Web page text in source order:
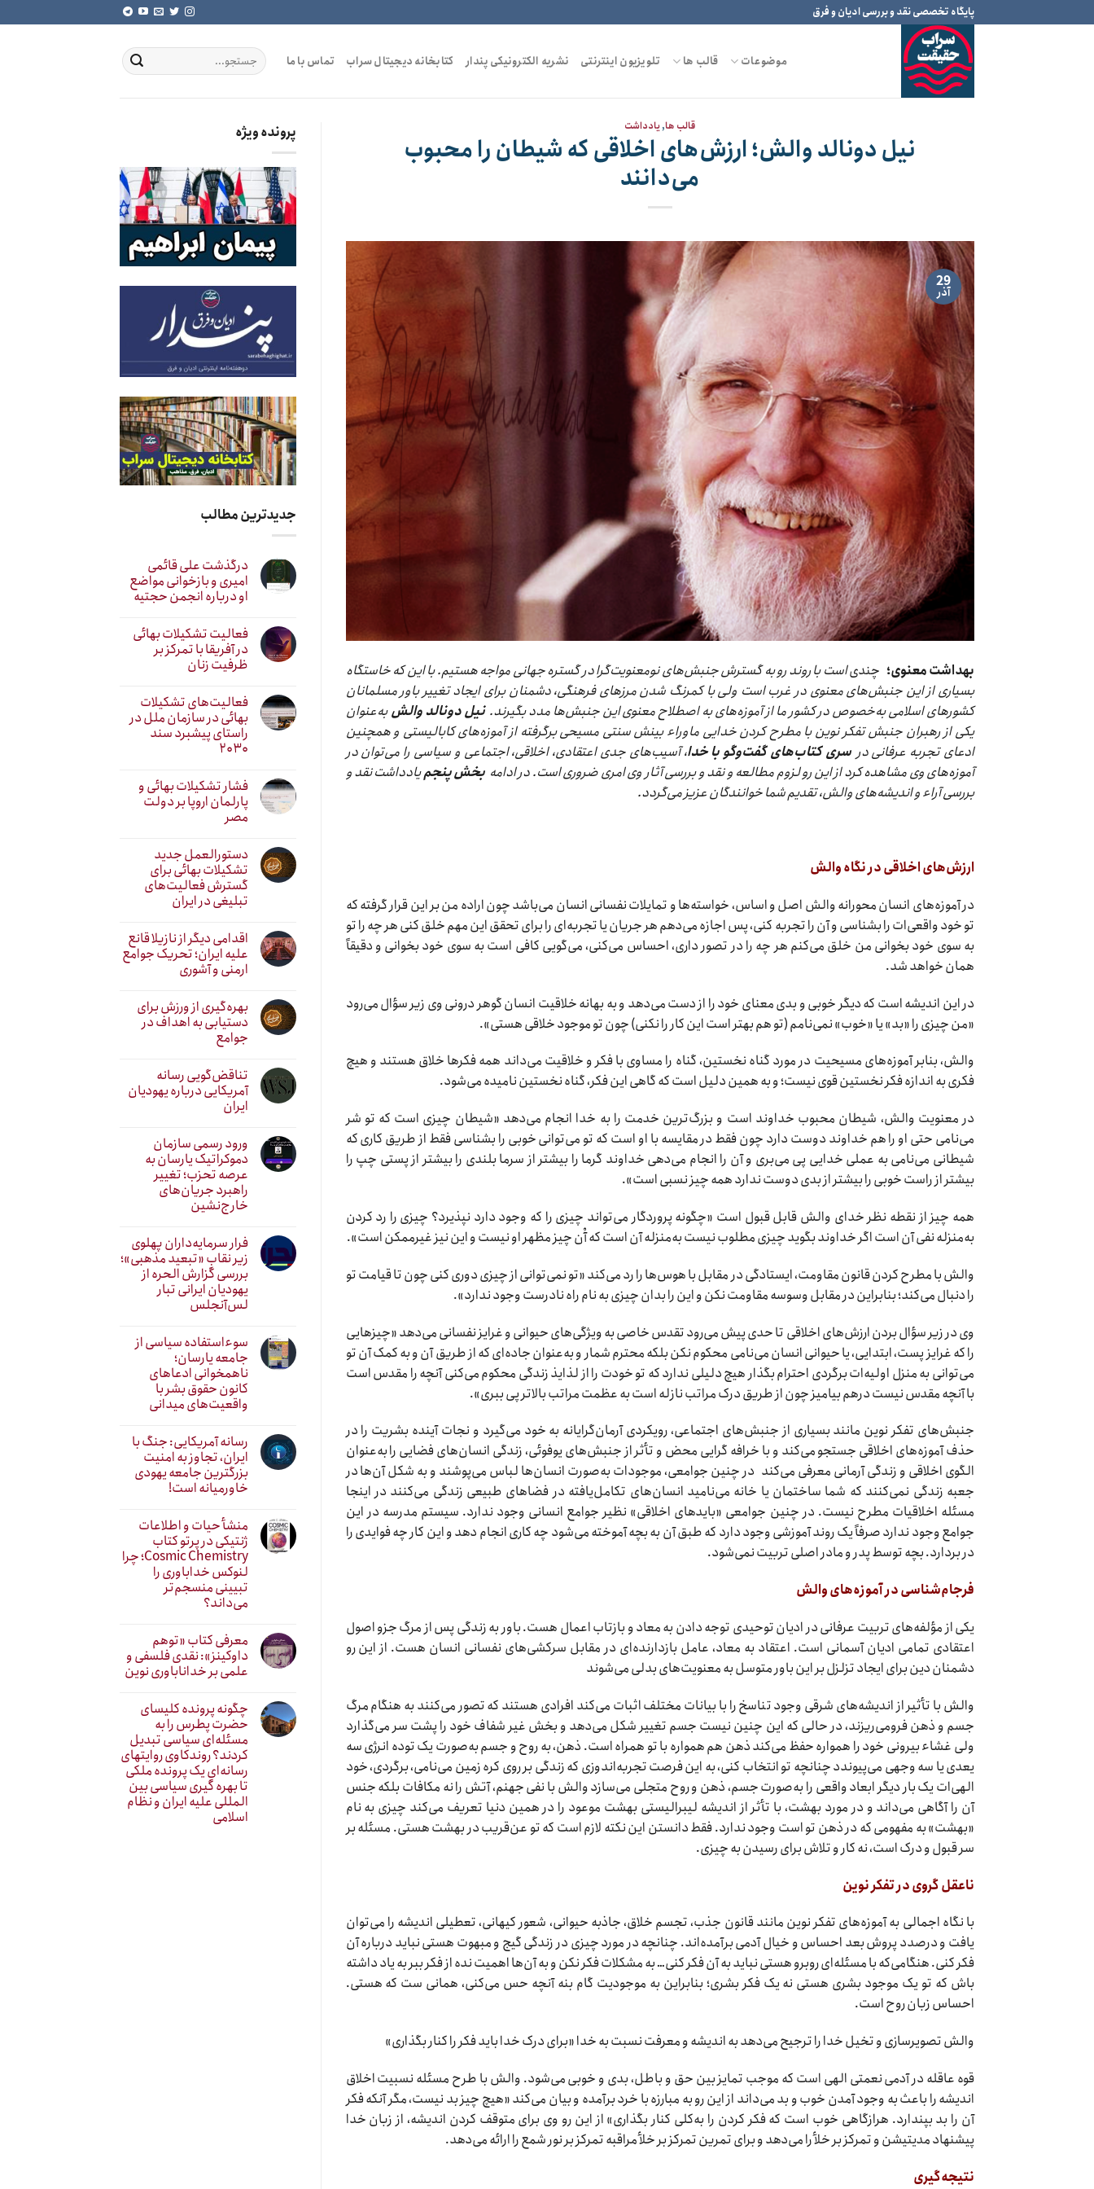
to
پایگاه تخصصی نقد و بررسی ادیان و فرق
موضوعات قالب ها تلویزیون اینترنتی نشریه الکترونیکی پندار کتابخانه دیجیتال سراب تماس با ما
قالب ها,یادداشت
نیل دونالد والش؛ ارزش‌های اخلاقی که شیطان را محبوب
می‌دانند
29
آذر
بهداشت معنوی؛ چندیاست با روند رو به گسترش جنبش‌های نومعنویت‌گرا در گستره جهانی مواجه هستیم. با این که خاستگاه
بسیاری از این جنبش‌های معنوی در غرب است ولی با کمرنگ شدن مرزهای فرهنگی، دشمنان برای ایجاد تغییر باور مسلمانان
کشورهای اسلامی به‌خصوص در کشور ما از آموزه‌های به اصطلاح معنوی این جنبش‌ها مدد بگیرند.نیل دونالد والشبه‌عنوان
یکی از رهبران جنبش تفکر نوین با مطرح کردن خدایی ماوراء بینش سنتی مسیحی برگرفته از آموزه‌های کابالیستی و همچنین
ادعای تجربه عرفانی درسری کتاب‌های گفت‌وگو با خدا، آسیب‌های جدی اعتقادی، اخلاقی، اجتماعی و سیاسی را می‌توان در
آموزه‌های وی مشاهده کرد از این رو لزوم مطالعه و نقد و بررسی آثار وی امری ضروری است. در ادامه بخش پنجمیادداشت نقد و
بررسی آراء و اندیشه‌های والش، تقدیم شما خوانندگان عزیز می‌گردد.
ارزش‌های اخلاقی در نگاه والش
در آموزه‌های انسان محورانه والش اصل و اساس، خواسته‌ها و تمایلات نفسانی انسان می‌باشد چون اراده من بر این قرار گرفته که
تو خود واقعی‌ات را بشناسی و آن را تجربه کنی، پس اجازه می‌دهم هر جریان یا تجربه‌ای را برای تحقق این مهم خلق کنی هر چه را تو
به سوی خود بخوانی من خلق می‌کنم هر چه را در تصور داری، احساس می‌کنی، می‌گویی کافی است به سوی خود بخوانی و دقیقاً
همان خواهد شد.
در این اندیشه است که دیگر خوبی و بدی معنای خود را از دست می‌دهد و به بهانه خلاقیت انسان گوهر درونی وی زیر سؤال می‌رود
«من چیزی را «بد» یا «خوب» نمی‌نامم (تو هم بهتر است این کار را نکنی) چون تو موجود خلاقی هستی».
والش، بنابر آموزه‌های مسیحیت در مورد گناه نخستین، گناه را مساوی با فکر و خلاقیت می‌داند همه فکرها خلاق هستند و هیچ
فکری به اندازه فکر نخستین قوی نیست؛ و به همین دلیل است که گاهی این فکر، گناه نخستین نامیده می‌شود.
در معنویت والش، شیطان محبوب خداوند است و بزرگ‌ترین خدمت را به خدا انجام می‌دهد «شیطان چیزی است که تو شر
می‌نامی حتی او را هم خداوند دوست دارد چون فقط در مقایسه با او است که تو می‌توانی خوبی را بشناسی فقط از طریق کاری که
شیطانی می‌نامی به عملی خدایی پی می‌بری و آن را انجام می‌دهی خداوند گرما را بیشتر از سرما بلندی را بیشتر از پستی چپ را
بیشتر از راست خوبی را بیشتر از بدی دوست ندارد همه چیز نسبی است».
همه چیز از نقطه نظر خدای والش قابل قبول است «چگونه پروردگار می‌تواند چیزی را که وجود دارد نپذیرد؟ چیزی را رد کردن
به‌منزله نفی آن است اگر خداوند بگوید چیزی مطلوب نیست به‌منزله آن است که آْن چیز مظهر او نیست و این نیز غیرممکن است».
والش با مطرح کردن قانون مقاومت، ایستادگی در مقابل با هوس‌ها را رد می‌کند «تو نمی‌توانی از چیزی دوری کنی چون تا قیامت تو
را دنبال می‌کند؛ بنابراین در مقابل وسوسه مقاومت نکن و این را بدان چیزی به نام راه نادرست وجود ندارد».
وی در زیر سؤال بردن ارزش‌های اخلاقی تا حدی پیش می‌رود تقدس خاصی به ویژگی‌های حیوانی و غرایز نفسانی می‌دهد «چیزهایی
را که غرایز پست، ابتدایی، یا حیوانی انسان می‌نامی محکوم نکن بلکه محترم شمار و به‌عنوان جاده‌ای که از طریق آن و به کمک آن تو
می‌توانی به منزل اولیه‌ات برگردی احترام بگذار هیچ دلیلی ندارد که تو خودت را از لذایذ زندگی محکوم می‌کنی آنچه را مقدس است
با آنچه مقدس نیست درهم بیامیز چون از طریق درک مراتب نازله است به عظمت مراتب بالاتر پی ببری».
جنبش‌های تفکر نوین مانند بسیاری از جنبش‌های اجتماعی، رویکردی آرمان‌گرایانه به خود می‌گیرد و نجات آینده بشریت را در
حذف آموزه‌های اخلاقی جستجو می‌کند و با خرافه گرایی محض و تأثر از جنبش‌های یوفوئی، زندگی انسان‌های فضایی را به‌عنوان
الگوی اخلاقی و زندگی آرمانی معرفی می‌کند در چنین جوامعی، موجودات به‌صورت انسان‌ها لباس می‌پوشند و به شکل آن‌ها در
جعبه زندگی نمی‌کنند که شما ساختمان یا خانه می‌نامید انسان‌های تکامل‌یافته در فضاهای طبیعی زندگی می‌کنند در اینجا
مسئله اخلاقیات مطرح نیست. در چنین جوامعی «بایدهای اخلاقی» نظیر جوامع انسانی وجود ندارد. سیستم مدرسه در این
جوامع وجود ندارد صرفاً یک روند آموزشی وجود دارد که طبق آن به بچه آموخته می‌شود چه کاری انجام دهد و این کار چه فوایدی را
در بردارد. بچه توسط پدر و مادر اصلی تربیت نمی‌شود.
فرجام‌شناسی در آموزه‌های والش
یکی از مؤلفه‌های تربیت عرفانی در ادیان توحیدی توجه دادن به معاد و بازتاب اعمال هست. باور به زندگی پس از مرگ جزو اصول
اعتقادی تمامی ادیان آسمانی است. اعتقاد به معاد، عامل بازدارنده‌ای در مقابل سرکشی‌های نفسانی انسان هست. از این رو
دشمنان دین برای ایجاد تزلزل بر این باور متوسل به معنویت‌های بدلی می‌شوند
والش با تأثیر از اندیشه‌های شرقی وجود تناسخ را با بیانات مختلف اثبات می‌کند افرادی هستند که تصور می‌کنند به هنگام مرگ
جسم و ذهن فرومی‌ریزند، در حالی که این چنین نیست جسم تغییر شکل می‌دهد و بخش غیر شفاف خود را پشت سر می‌گذارد
ولی غشاء بیرونی خود را همواره حفظ می‌کند ذهن هم همواره با تو همراه است. ذهن، به روح و جسم به‌صورت یک توده انرژی سه
یعدی یا سه وجهی می‌پیوندد چنانچه تو انتخاب کنی، به این فرصت تجربه‌اندوزی که زندگی بر روی کره زمین می‌نامی، برگردی، خود
الهی‌ات یک بار دیگر ابعاد واقعی را به‌صورت جسم، ذهن و روح متجلی می‌سازد والش با نفی جهنم، آتش را نه مکافات بلکه جنس
آن را آگاهی می‌داند و در مورد بهشت، با تأثر از اندیشه لیبرالیستی بهشت موعود را در همین دنیا تعریف می‌کند چیزی به نام
«بهشت» به مفهومی که در ذهن تو است وجود ندارد. فقط دانستن این نکته لازم است که تو عن‌قریب در بهشت هستی. مسئله بر
سر قبول و درک است، نه کار و تلاش برای رسیدن به چیزی.
ناعقل گروی در تفکر نوین
با نگاه اجمالی به آموزه‌های تفکر نوین مانند قانون جذب، تجسم خلاق، جاذبه حیوانی، شعور کیهانی، تعطیلی اندیشه را می‌توان
یافت و درصدد پروش بعد احساس و خیال آدمی برآمده‌اند. چنانچه در مورد چیزی در زندگی گیج و مبهوت هستی نباید درباره آن
فکر کنی. هنگامی‌که با مسئله‌ای روبرو هستی نباید به آن فکر کنی… به مشکلات فکر نکن و به آن‌ها اهمیت نده از فکر ببر به یاد داشته
باش که تو یک موجود بشری هستی نه یک فکر بشری؛ بنابراین به موجودیت گام بنه آنچه حس می‌کنی، همانی ست که هستی.
احساس زبان روح است.
والش تصویرسازی و تخیل خدا را ترجیح می‌دهد به اندیشه و معرفت نسبت به خدا «برای درک خدا باید فکر را کنار بگذاری»
قوه عاقله در آدمی نعمتی الهی است که موجب تمایز بین حق و باطل، بدی و خوبی می‌شود. والش با طرح مسئله نسبیت اخلاق
اندیشه را باعث به وجود آمدن خوب و بد می‌داند از این رو به مبارزه با خرد برآمده و بیان می‌کند «هیچ چیز بد نیست، مگر آنکه فکر
آن را بد بپندارد. هرازگاهی خوب است که فکر کردن را به‌کلی کنار بگذاری» از این رو وی برای متوقف کردن اندیشه، از زبان خدا
پیشنهاد مدیتیشن و تمرکز بر خلأ را می‌دهد و برای تمرین تمرکز بر خلأ مراقبه تمرکز بر نور شمع را ارائه می‌دهد.
نتیجه‌گیری
پرونده ویژه
جدیدترین مطالب
درگذشت علی قائمی
امیری و بازخوانی مواضع
او درباره انجمن حجتیه
فعالیت تشکیلات بهائی
در آفریقا با تمرکز بر
ظرفیت زنان
فعالیت‌های تشکیلات
بهائی در سازمان ملل در
راستای پیشبرد سند
۲۰۳۰
فشار تشکیلات بهائی و
پارلمان اروپا بر دولت
مصر
دستورالعمل جدید
تشکیلات بهائی برای
گسترش فعالیت‌های
تبلیغی در ایران
اقدامی دیگر از نازیلا قانع
علیه ایران؛ تحریک جوامع
ارمنی و آشوری
بهره‌گیری از ورزش برای
دستیابی به اهداف در
جوامع
تناقض‌گویی رسانه
آمریکایی درباره یهودیان
ایران
ورود رسمی سازمان
دموکراتیک یارسان به
عرصه تحزب؛ تغییر
راهبرد جریان‌های
خارج‌نشین
فرار سرمایه‌داران پهلوی
زیر نقابِ «تبعید مذهبی»؛
بررسی گزارش الحره از
یهودیان ایرانی تبار
لس‌آنجلس
سوءاستفاده سیاسی از
جامعه یارسان؛
ناهمخوانی ادعاهای
کانون حقوق بشر با
واقعیت‌های میدانی
رسانه آمریکایی: جنگ با
ایران، تجاوز به امنیت
بزرگترین جامعه یهودی
خاورمیانه است!
منشأ حیات و اطلاعات
ژنتیکی در پرتو کتاب
Cosmic Chemistry؛ چرا
لنوکس خداباوری را
تبیینی منسجم‌تر
می‌داند؟
معرفی کتاب «توهم
داوکینز»: نقدی فلسفی و
علمی بر خداناباوری نوین
چگونه پرونده کلیسای
حضرت پطرس را به
مسئله‌ای سیاسی تبدیل
کردند؟ روندکاوی روایتهای
رسانه‌ایِ یک پرونده ملکی
تا بهره گیری سیاسی بین
المللی علیه ایران و نظام
اسلامی